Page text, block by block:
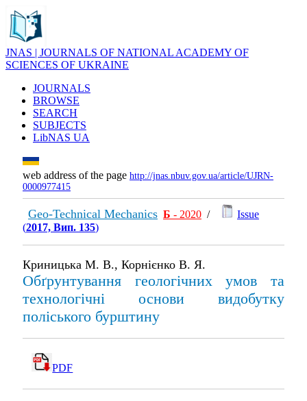
JNAS | JOURNALS OF NATIONAL ACADEMY OF
SCIENCES OF UKRAINE
JOURNALS
BROWSE
SEARCH
SUBJECTS
LibNAS UA
web address of the page http://jnas.nbuv.gov.ua/article/UJRN-
0000977415
Geo-Technical Mechanics Б - 2020 /
Issue
(2017, Вип. 135)
Криницька М. В., Корнієнко В. Я.
Обґрунтування геологічних умов та
технологічні основи видобутку
поліського бурштину
PDF